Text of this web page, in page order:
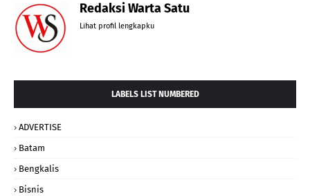
Redaksi Warta Satu
Lihat profil lengkapku
LABELS LIST NUMBERED
ADVERTISE
Batam
Bengkalis
Bisnis